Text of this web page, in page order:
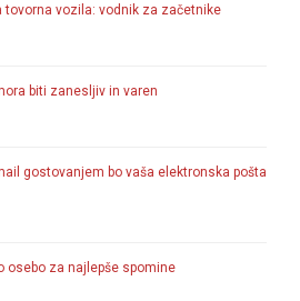
tovorna vozila: vodnik za začetnike
biti zanesljiv in varen
gostovanjem bo vaša elektronska pošta
osebo za najlepše spomine